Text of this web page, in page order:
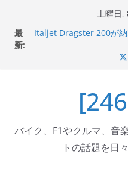
土曜日,
最
新:
Italjet Dragster 200の
コーナリングが楽しく
Italjet Dragster 200が
マホホルダー付けて、
岩手県奥州市へのふる
器エフェクターが返礼
バイク、F1やクルマ、音
トの話題を日